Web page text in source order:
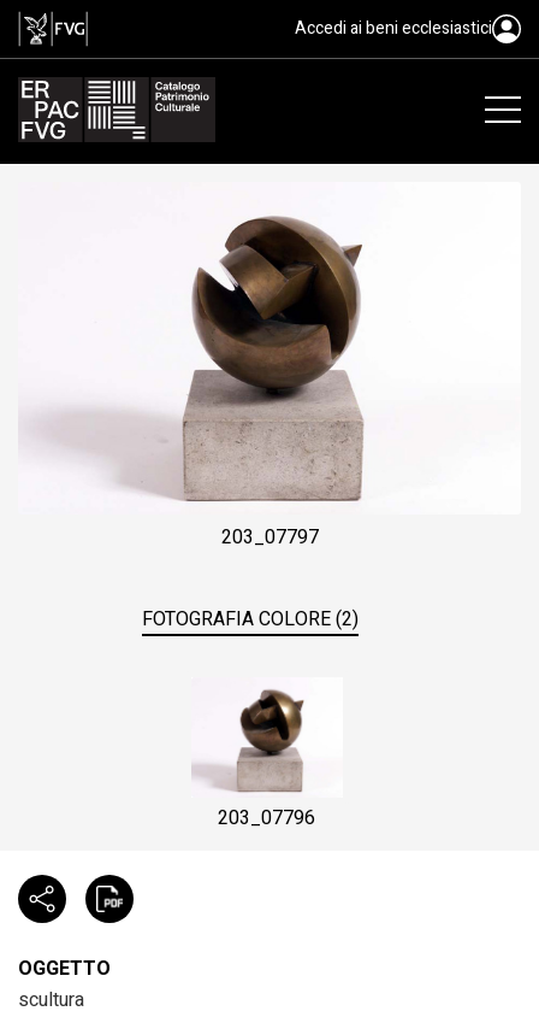
Eclisse, scultura, Ceschia
Accedi ai beni ecclesiastici
203_07797
FOTOGRAFIA COLORE (2)
203_07796
OGGETTO
scultura